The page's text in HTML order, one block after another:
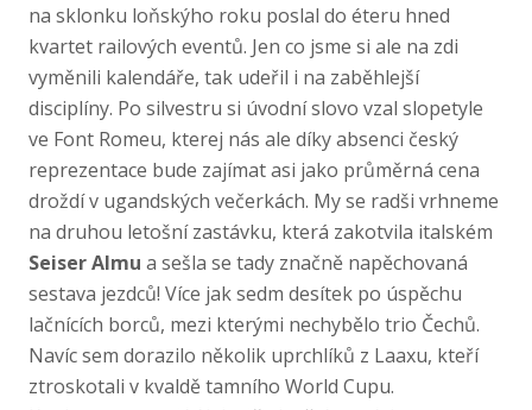
na sklonku loňskýho roku poslal do éteru hned
kvartet railových eventů. Jen co jsme si ale na zdi
vyměnili kalendáře, tak udeřil i na zaběhlejší
disciplíny. Po silvestru si úvodní slovo vzal slopetyle
ve Font Romeu, kterej nás ale díky absenci český
reprezentace bude zajímat asi jako průměrná cena
droždí v ugandských večerkách. My se radši vrhneme
na druhou letošní zastávku, která zakotvila italském
Seiser Almu a sešla se tady značně napěchovaná
sestava jezdců! Více jak sedm desítek po úspěchu
lačnících borců, mezi kterými nechybělo trio Čechů.
Navíc sem dorazilo několik uprchlíků z Laaxu, kteří
ztroskotali v kvaldě tamního World Cupu.